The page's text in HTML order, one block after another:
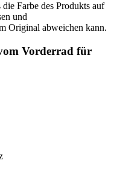
Farbe des Produkts auf
und
Original abweichen kann.
Vorderrad für